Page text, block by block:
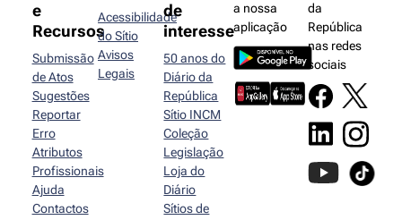
e
Recursos
Submissão
de Atos
Sugestões
Reportar
Erro
Atributos
Profissionais
Ajuda
Contactos
Acessibilidade
do Sítio
Avisos
Legais
de
interesse
50 anos do
Diário da
República
Sítio INCM
Coleção
Legislação
Loja do
Diário
Sítios de
a nossa
aplicação
da
República
nas redes
sociais